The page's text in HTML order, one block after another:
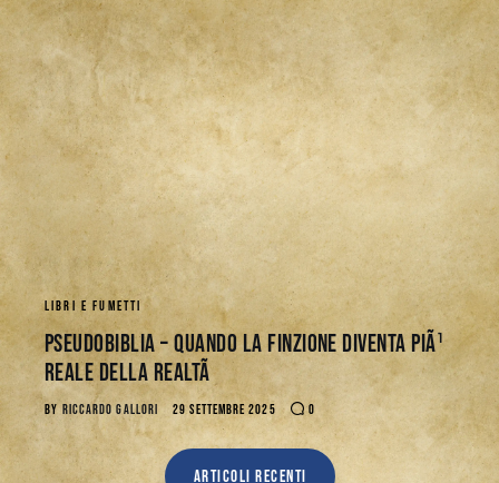
LIBRI E FUMETTI
Pseudobiblia – Quando la Finzione Diventa PiÃ¹
Reale della RealtÃ
BY RICCARDO GALLORI 29 SETTEMBRE 2025 0
ARTICOLI RECENTI